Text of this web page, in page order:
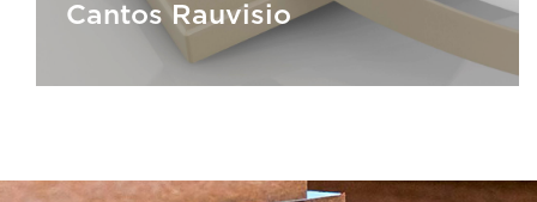
Cantos Rauvisio
Cantos Rauvisio